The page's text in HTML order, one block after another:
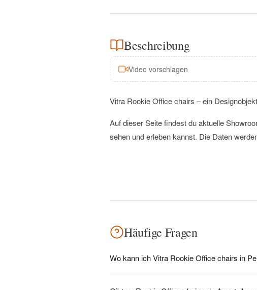
Beschreibung
Video vorschlagen
Vitra Rookie Office chairs – ein
Auf dieser Seite findest du aktuelle
sehen und erleben kannst. Die Daten
Häufige Fragen
Wo kann ich Vitra Rookie Office chairs in